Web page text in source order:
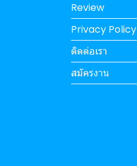
Review
Privacy Policy
ติดต่อเรา
สมัครงาน